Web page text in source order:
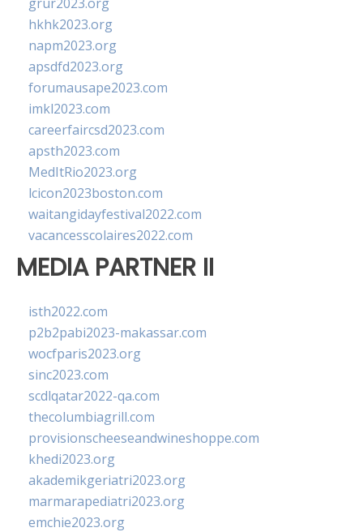
hkhk2023.org
napm2023.org
apsdfd2023.org
forumausape2023.com
imkl2023.com
careerfaircsd2023.com
apsth2023.com
MedItRio2023.org
lcicon2023boston.com
waitangidayfestival2022.com
vacancesscolaires2022.com
MEDIA PARTNER II
isth2022.com
p2b2pabi2023-makassar.com
wocfparis2023.org
sinc2023.com
scdlqatar2022-qa.com
thecolumbiagrill.com
provisionscheeseandwineshoppe.com
khedi2023.org
akademikgeriatri2023.org
marmarapediatri2023.org
emchie2023.org